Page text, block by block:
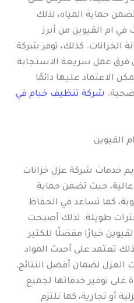
حماية المياه، لذلك
ام القيوين من أبرز
الخزانات. كذلك، توفر شركة
فرق عمل سريعة الاستجابة
الاعتماد عليها دائمًا
شركة تنظيف خيام في
القيوين
خدمات شركة عزل خزانات
عالية، حيث تضمن حماية
كما تساعد في الحفاظ
طويلة. لذلك أصبحت
خيارًا مفضلًا للكثير
تعتمد على أحدث المواد
العزل لضمان أفضل النتائج.
على توفير خدماتها لجميع
أو تجارية، كما تلتزم